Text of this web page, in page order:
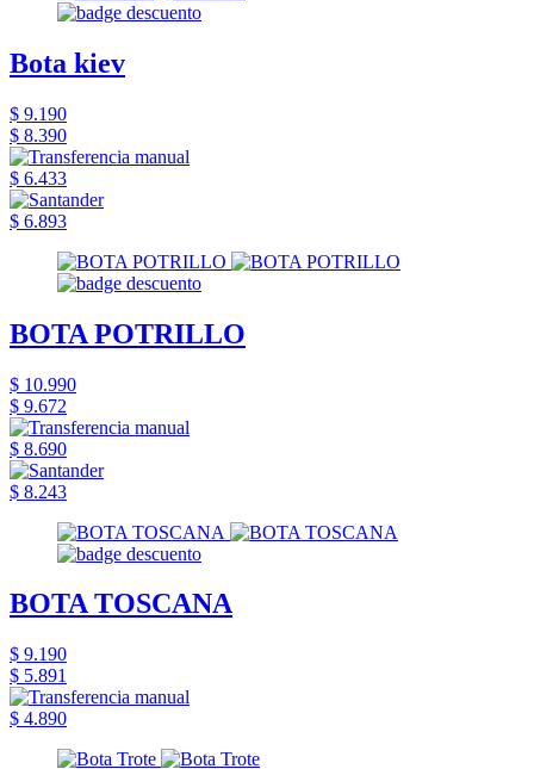
Bota kiev
$ 9.190
$ 8.390
$ 6.433
$ 6.893
BOTA POTRILLO
$ 10.990
$ 9.672
$ 8.690
$ 8.243
BOTA TOSCANA
$ 9.190
$ 5.891
$ 4.890